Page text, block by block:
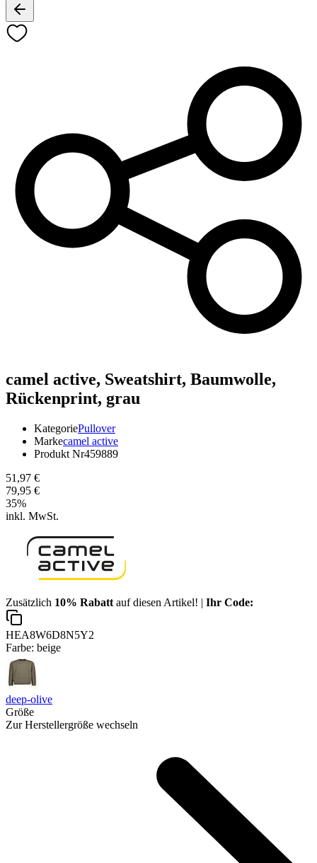
camel active, Sweatshirt, Baumwolle,
Rückenprint, grau
KategoriePullover
Markecamel active
Produkt Nr459889
51,97 €
79,95 €
35%
inkl. MwSt.
Zusätzlich 10% Rabatt auf diesen Artikel! | Ihr Code:
HEA8W6D8N5Y2
Farbe: beige
deep-olive
Größe
Zur Herstellergröße wechseln